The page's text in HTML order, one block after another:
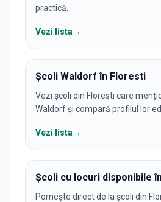
practică.
Vezi lista→
Școli Waldorf în Floresti
Vezi școli din Floresti care
Waldorf și compară profilul lor
Vezi lista→
Școli cu locuri disponibile
Pornește direct de la școli din